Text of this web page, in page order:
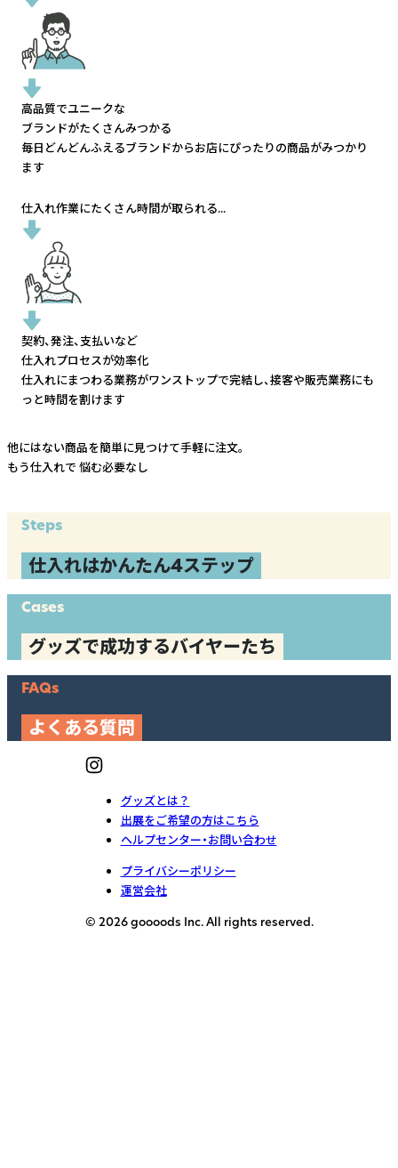
高品質でユニークな
ブランドがたくさんみつかる
毎日どんどんふえるブランドからお店にぴったりの商品がみつかり
ます
仕入れ作業にたくさん時間が取られる...
契約、発注、支払いなど
仕入れプロセスが効率化
仕入れにまつわる業務がワンストップで完結し、接客や販売業務にも
っと時間を割けます
他にはない商品を簡単に見つけて手軽に注文。
もう仕入れで 悩む必要なし
Steps
仕入れはかんたん4ステップ
Cases
グッズで成功するバイヤーたち
FAQs
よくある質問
グッズとは？
出展をご希望の方はこちら
ヘルプセンター・お問い合わせ
プライバシーポリシー
運営会社
© 2026 goooods Inc. All rights reserved.